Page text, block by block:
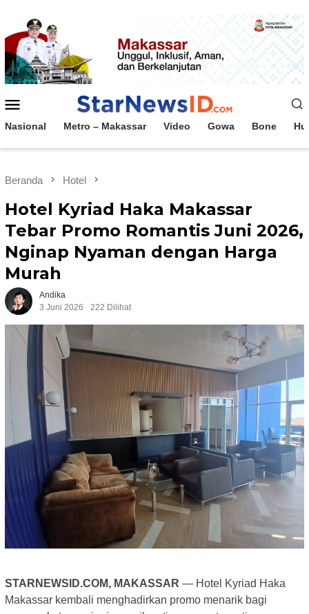
konten
Mobile
Nasional Metro – Makassar Video Gowa Bone
Beranda Hotel
Hotel Kyriad Haka Makassar
Tebar Promo Romantis Juni 2026,
Nginap Nyaman dengan Harga
Murah
Andika
3 Juni 2026
222 Dilihat
STARNEWSID.COM, MAKASSAR — Hotel Kyriad Haka
Makassar kembali menghadirkan promo menarik bagi